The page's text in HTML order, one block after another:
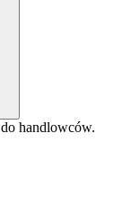
handlowców.